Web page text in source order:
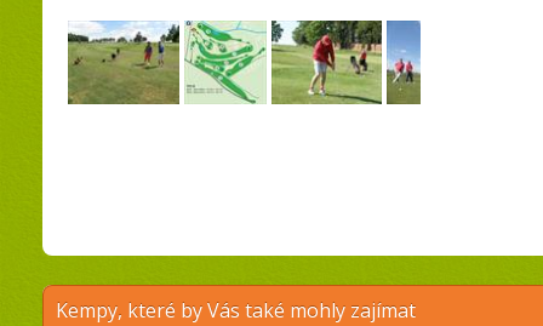
Kempy, které by Vás také mohly zajímat